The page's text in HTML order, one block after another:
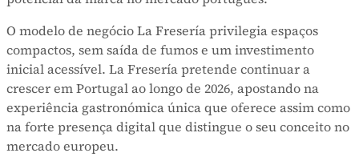
O modelo de negócio La Fresería privilegia espaços
compactos, sem saída de fumos e um investimento
inicial acessível. La Fresería pretende continuar a
crescer em Portugal ao longo de 2026, apostando na
experiência gastronómica única que oferece assim como
na forte presença digital que distingue o seu conceito no
mercado europeu.